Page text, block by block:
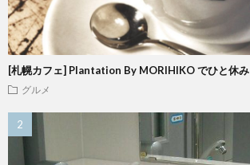
[札幌カフェ] Plantation By MORIHIKO でひと休み
グルメ